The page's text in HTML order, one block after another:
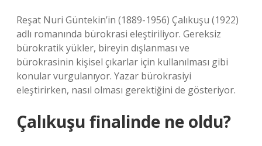
Reşat Nuri Güntekin’in (1889-1956) Çalıkuşu (1922)
adlı romanında bürokrasi eleştiriliyor. Gereksiz
bürokratik yükler, bireyin dışlanması ve
bürokrasinin kişisel çıkarlar için kullanılması gibi
konular vurgulanıyor. Yazar bürokrasiyi
eleştirirken, nasıl olması gerektiğini de gösteriyor.
Çalıkuşu finalinde ne oldu?